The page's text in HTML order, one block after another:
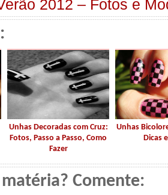
2012 – Fotos e
Unhas Decoradas com Cruz:
Fotos, Passo a Passo, Como
Fazer
Unhas
Dicas
Comente: